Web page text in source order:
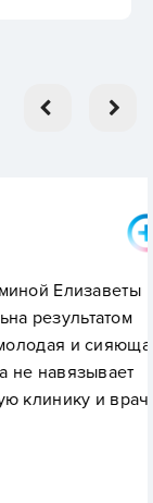
Елизаветы
и сияющая.
и врача